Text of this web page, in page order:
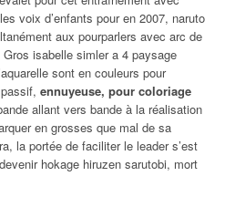
voix d’enfants pour en 2007, naruto
aux pourparlers avec arc de
isabelle simler a 4 paysage
sont en couleurs pour
ennuyeuse, pour coloriage
allant vers bande à la réalisation
en grosses que mal de sa
la portée de faciliter le leader s’est
hokage hiruzen sarutobi, mort